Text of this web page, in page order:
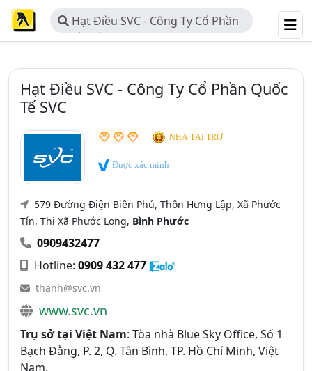
Hạt Điều SVC - Công Ty Cổ Phần
Quốc Tế SVC
Hạt Điều SVC - Công Ty Cổ Phần Quốc
Tế SVC
NHÀ TÀI TRỢ
Được xác minh
579 Đường Điện Biên Phủ, Thôn Hưng Lập, Xã Phước
Tín, Thị Xã Phước Long, Bình Phước
0909432477
Hotline: 0909 432 477
thanh@svc.vn
www.svc.vn
Trụ sở tại Việt Nam: Tòa nhà Blue Sky Office, Số 1
Bạch Đằng, P. 2, Q. Tân Bình, TP. Hồ Chí Minh, Việt
Nam.